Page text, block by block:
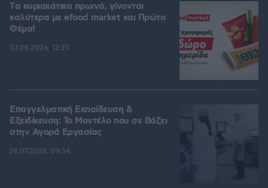
Tα κυριακάτικα πρωινά, γίνονται
καλύτερα με efood market και Πρώτο
Θέμα!
07.08.2026, 12:25
Επαγγελματική Εκπαίδευση &
Εξειδίκευση: Το Mοντέλο που σε Bάζει
στην Aγορά Eργασίας
26.07.2026, 09:54